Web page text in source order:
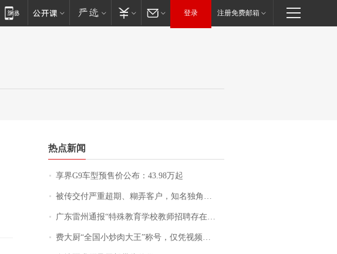
登录 注册免费邮箱
热点新闻
享界G9车型预售价公布：43.98万起
被传交付严重超期、糊弄客户，知名独角兽车企创始人回应：都没证据，将依法采取措施，“本人长期与美国交管局保持沟通，对方表示肯定”
广东雷州通报“特殊教育学校教师招聘存在违规行为”：已启动问责程序 副校长被停职
费大厨“全国小炒肉大王”称号，仅凭视频评出？中国烹饪协会回应